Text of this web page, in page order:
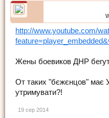
http://www.youtube.com/
Жены боевиков ДНР бегут
От таких "бєжєнцов" має
утримувати?!
19 сер 2014